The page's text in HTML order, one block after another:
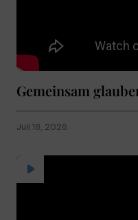
Gemeinsam
Juli 18, 2026